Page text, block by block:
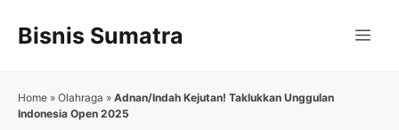
Bisnis Sumatra
Home » Olahraga » Adnan/Indah Kejutan! Taklukkan Unggulan
Indonesia Open 2025